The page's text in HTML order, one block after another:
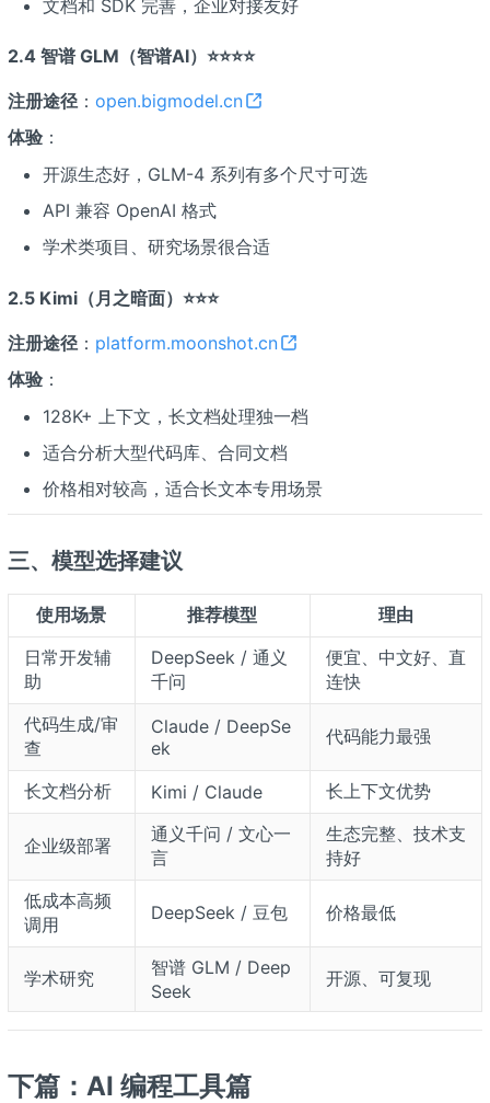
文档和 SDK 完善，企业对接友好
2.4 智谱 GLM（智谱AI）⭐⭐⭐⭐
注册途径： open.bigmodel.cn
体验：
开源生态好，GLM-4 系列有多个尺寸可选
API 兼容 OpenAI 格式
学术类项目、研究场景很合适
2.5 Kimi（月之暗面）⭐⭐⭐
注册途径： platform.moonshot.cn
体验：
128K+ 上下文，长文档处理独一档
适合分析大型代码库、合同文档
价格相对较高，适合长文本专用场景
三、模型选择建议
使用场景 推荐模型
理由
日常开发辅
助
DeepSeek / 通义
千问
便宜、中文好、直
连快
代码生成/审
查
Claude / DeepSe
ek
代码能力最强
长文档分析 Kimi / Claude 长上下文优势
企业级部署
通义千问 / 文心一
言
生态完整、技术支
持好
低成本高频
调用
DeepSeek / 豆包 价格最低
学术研究
智谱 GLM / Deep
Seek
开源、可复现
下篇：AI 编程工具篇